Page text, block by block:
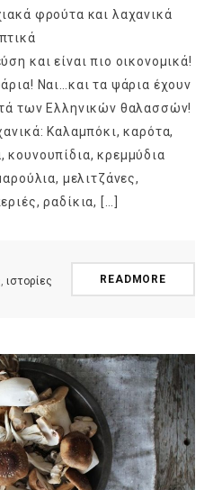
φρούτα και λαχανικά
και είναι πιο οικονομικά!
Ναι…και τα ψάρια έχουν
των Ελληνικών θαλασσών!
Καλαμπόκι, καρότα,
κρεμμύδια
μελιτζάνες,
ραδίκια, […]
, ιστορίες
READMORE